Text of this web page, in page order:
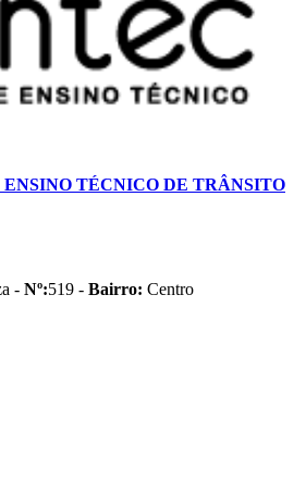
TÉCNICO DE TRÂNSITO
- Nº:519 - Bairro: Centro